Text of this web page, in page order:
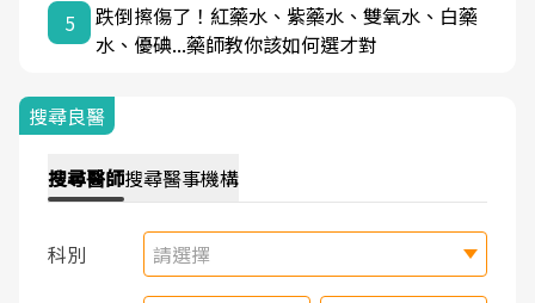
5
跌倒擦傷了！紅藥水、紫藥水、雙氧水、白藥
水、優碘...藥師教你該如何選才對
搜尋良醫
搜尋醫師搜尋醫事機構
科別 請選擇